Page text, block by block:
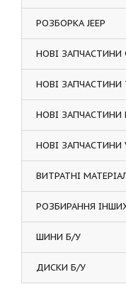
РОЗБОРКА JEEP
НОВІ
НОВІ ЗАПЧАСТИНИ
НОВІ ЗАПЧАСТИНИ
НОВІ ЗАПЧАСТИНИ
ВИТРАТНІ
РОЗБИРАННЯ
ШИНИ Б/У
ДИСКИ Б/У